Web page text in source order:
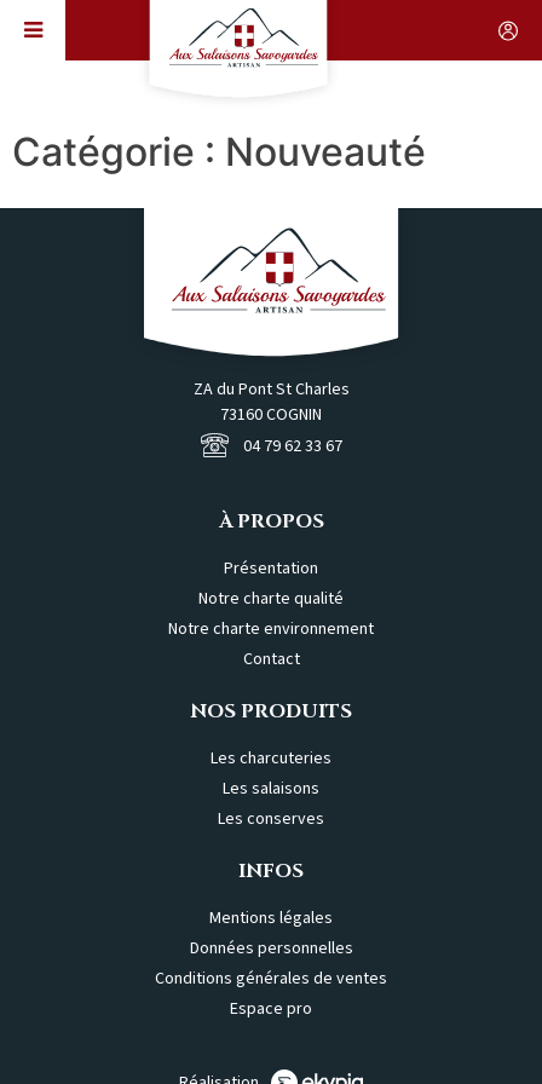
Catégorie : Nouveauté
ZA du Pont St Charles
73160 COGNIN
04 79 62 33 67
À PROPOS
Présentation
Notre charte qualité
Notre charte environnement
Contact
NOS PRODUITS
Les charcuteries
Les salaisons
Les conserves
INFOS
Mentions légales
Données personnelles
Conditions générales de ventes
Espace pro